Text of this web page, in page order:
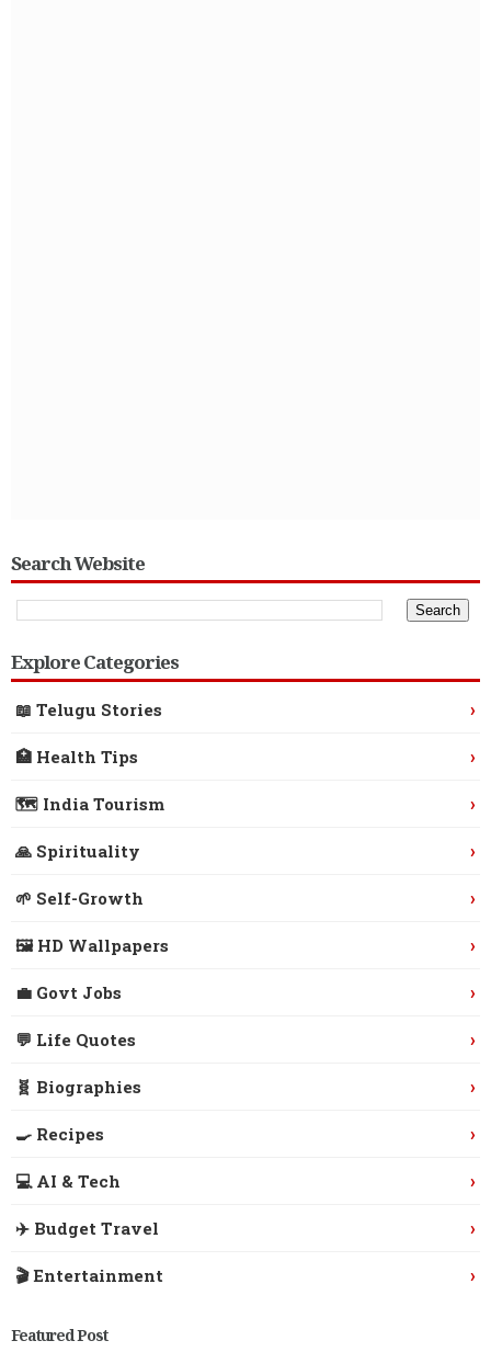
Search Website
Explore Categories
📖 Telugu Stories ›
🏥 Health Tips ›
🗺️ India Tourism ›
🙏 Spirituality ›
🌱 Self-Growth ›
🖼️ HD Wallpapers ›
💼 Govt Jobs ›
💬 Life Quotes ›
🧬 Biographies ›
🍳 Recipes ›
💻 AI & Tech ›
✈️ Budget Travel ›
🎬 Entertainment ›
Featured Post